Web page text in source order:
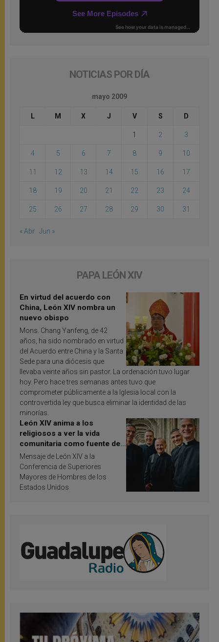
NOTICIAS POR DÍA
mayo 2009
L M X J V S D
1 2 3
4 5 6 7 8 9 10
11 12 13 14 15 16 17
18 19 20 21 22 23 24
25 26 27 28 29 30 31
« Abr Jun »
PAPA LEÓN XIV
En virtud del acuerdo con
China, León XIV nombra un
nuevo obispo
Mons. Chang Yanfeng, de 42
años, ha sido nombrado en virtud
del Acuerdo entre China y la Santa
Sede para una diócesis que
llevaba veinte años sin pastor. La ordenación tuvo lugar
hoy. Pero hace tres semanas antes tuvo que
comprometer públicamente a la Iglesia local con la
controvertida ley que busca eliminar la identidad de las
minorías.
León XIV anima a los
religiosos a ver la vida
comunitaria como fuente de
inspiración y santificación
Mensaje de León XIV a la
Conferencia de Superiores
Mayores de Hombres de los
Estados Unidos